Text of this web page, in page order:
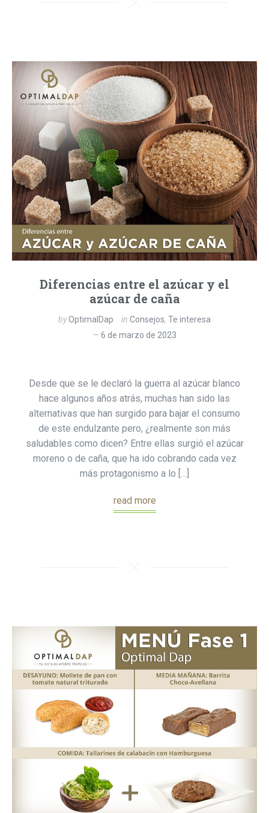
Diferencias entre el azúcar y el
azúcar de caña
byOptimalDap in Consejos, Te interesa
6 de marzo de 2023
Desde que se le declaró la guerra al azúcar blanco
hace algunos años atrás, muchas han sido las
alternativas que han surgido para bajar el consumo
de este endulzante pero, ¿realmente son más
saludables como dicen? Entre ellas surgió el azúcar
moreno o de caña, que ha ido cobrando cada vez
más protagonismo a lo […]
read more